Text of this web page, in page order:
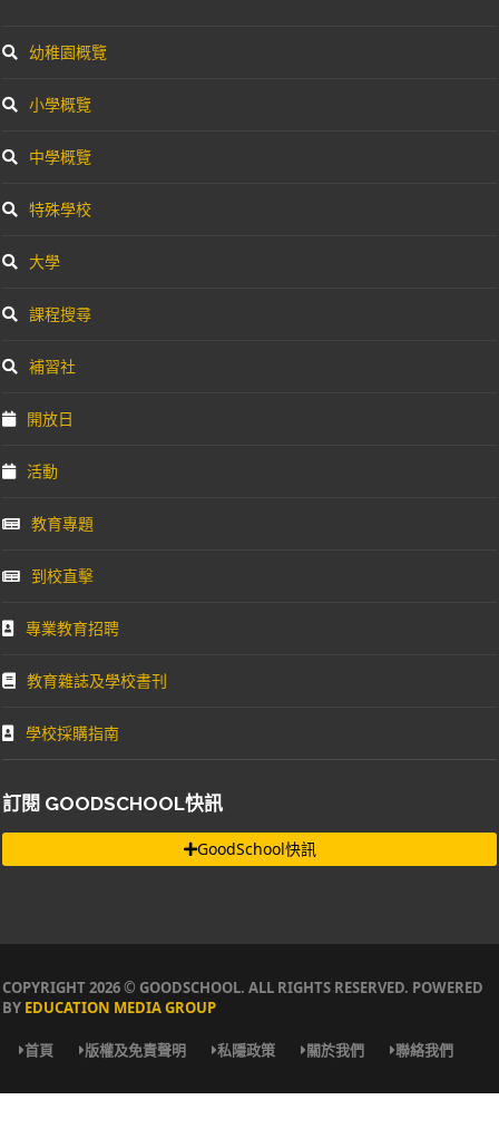
幼稚園概覽
小學概覽
中學概覽
特殊學校
大學
課程搜尋
補習社
開放日
活動
教育專題
到校直擊
專業教育招聘
教育雜誌及學校書刊
學校採購指南
訂閱 GOODSCHOOL快訊
GoodSchool快訊
COPYRIGHT 2026 © GOODSCHOOL. ALL RIGHTS RESERVED. POWERED
BY EDUCATION MEDIA GROUP
首頁 版權及免責聲明 私隱政策 關於我們 聯絡我們